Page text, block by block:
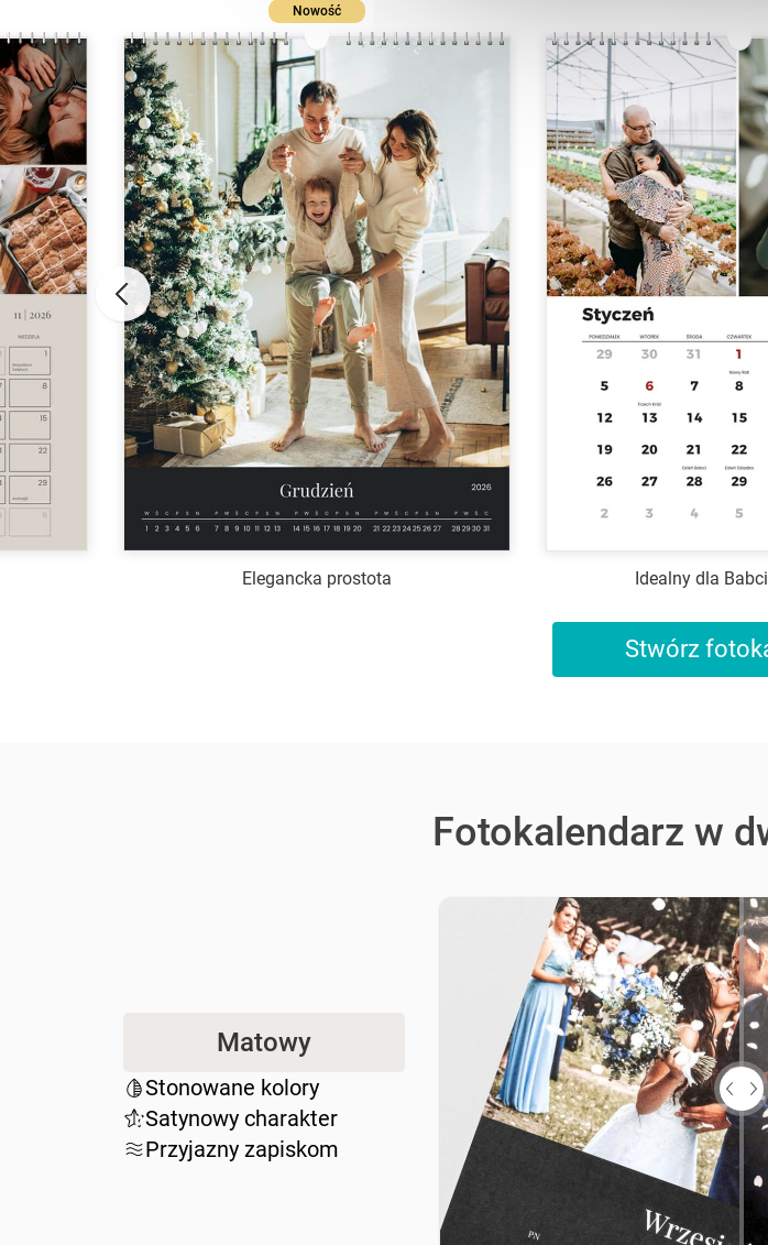
Nowość
Elegancka prostota Idealny dla
Stwórz
Fotokalendarz w
Matowy
Stonowane kolory
Satynowy charakter
Przyjazny zapiskom